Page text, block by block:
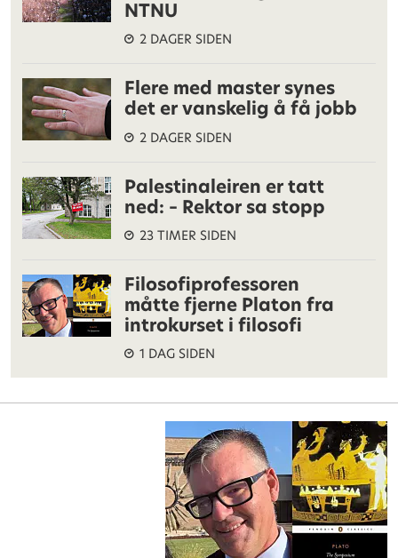
NTNU
2 DAGER SIDEN
Flere med master synes
det er vanskelig å få jobb
2 DAGER SIDEN
Palestinaleiren er tatt
ned: – Rektor sa stopp
23 TIMER SIDEN
Filosofiprofessoren
måtte fjerne Platon fra
introkurset i filosofi
1 DAG SIDEN